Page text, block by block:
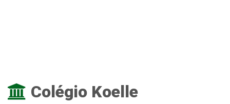
Colégio Koelle